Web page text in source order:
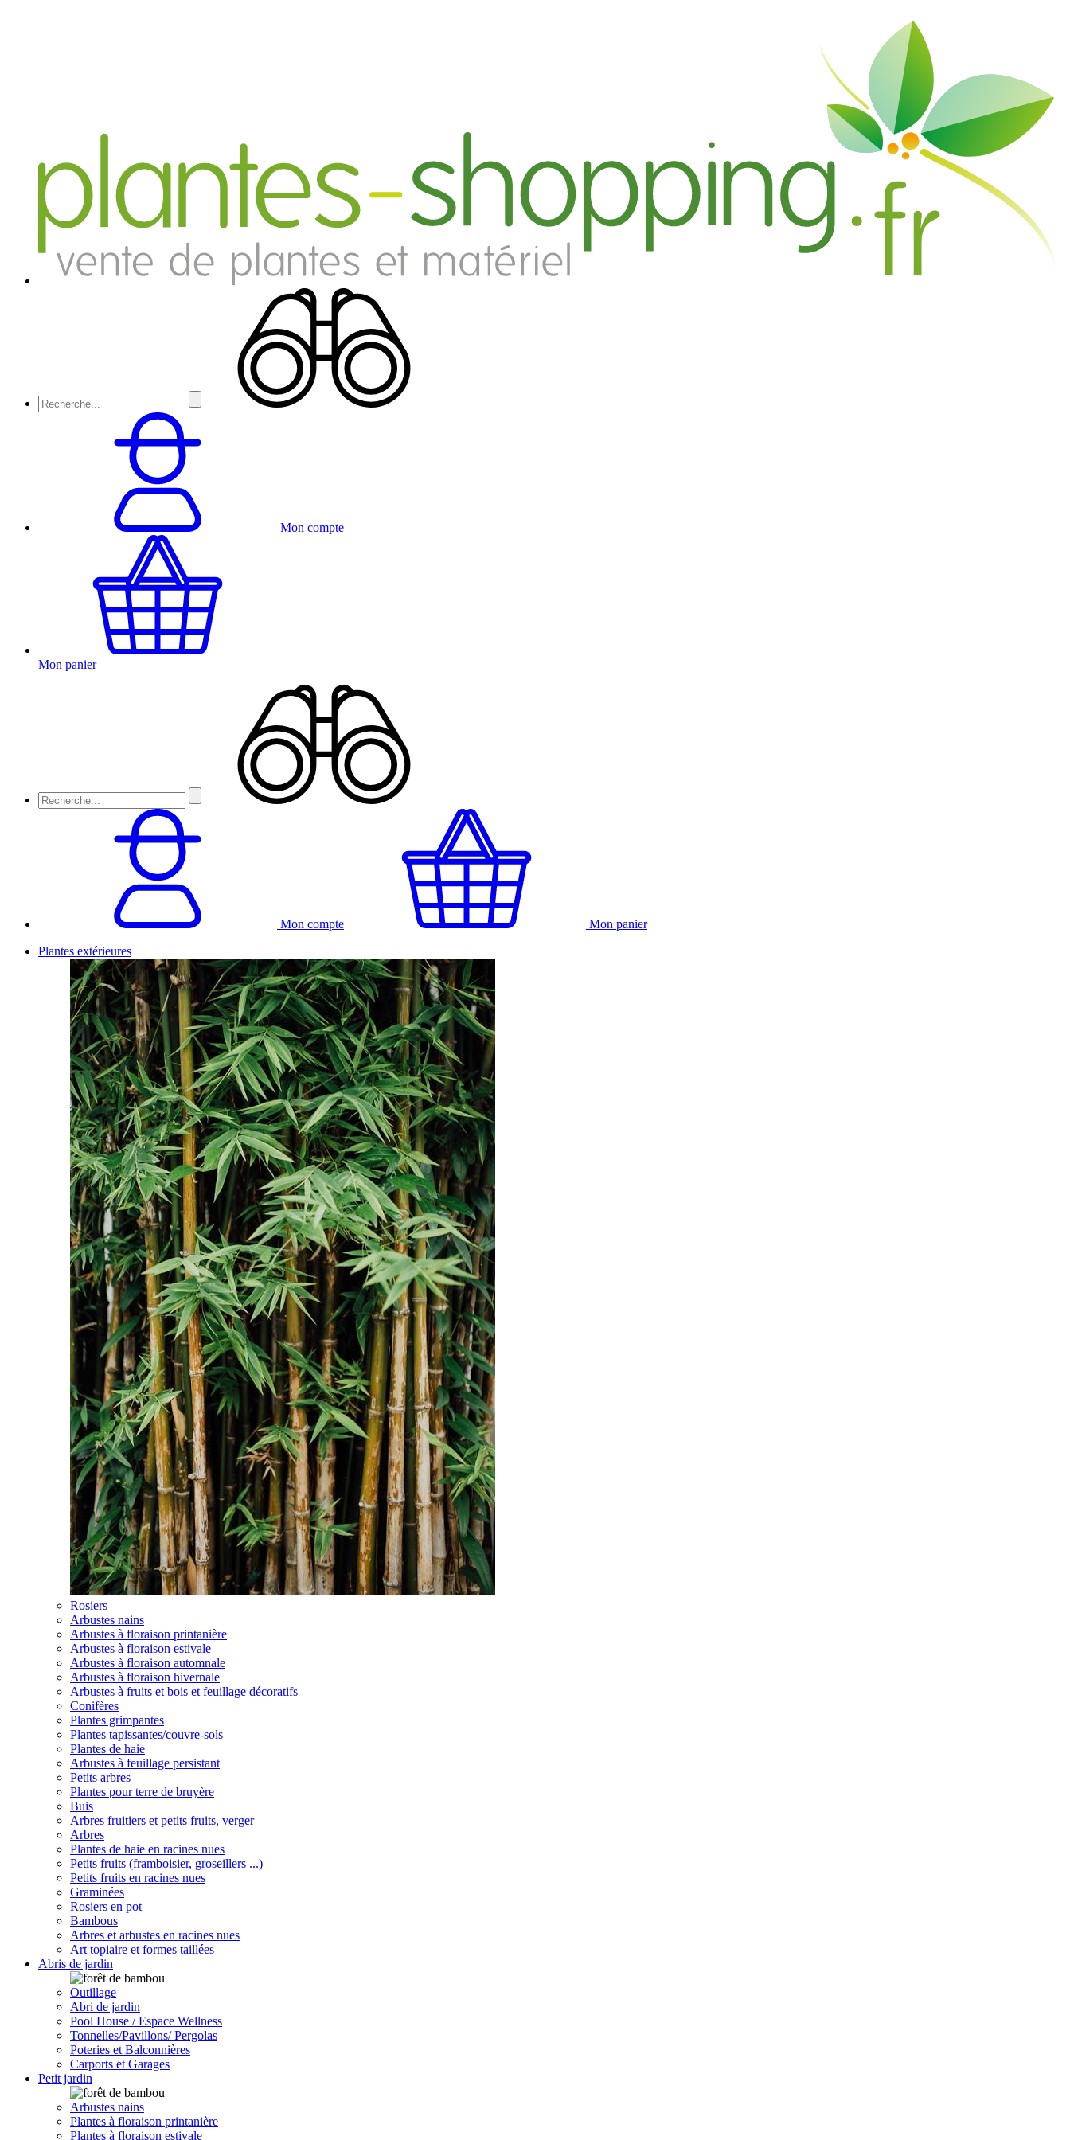
Mon compte
Mon panier
Mon compte
Mon panier
Plantes extérieures
Rosiers
Arbustes nains
Arbustes à floraison printanière
Arbustes à floraison estivale
Arbustes à floraison automnale
Arbustes à floraison hivernale
Arbustes à fruits et bois et feuillage décoratifs
Conifères
Plantes grimpantes
Plantes tapissantes/couvre-sols
Plantes de haie
Arbustes à feuillage persistant
Petits arbres
Plantes pour terre de bruyère
Buis
Arbres fruitiers et petits fruits, verger
Arbres
Plantes de haie en racines nues
Petits fruits (framboisier, groseillers ...)
Petits fruits en racines nues
Graminées
Rosiers en pot
Bambous
Arbres et arbustes en racines nues
Art topiaire et formes taillées
Abris de jardin
Outillage
Abri de jardin
Pool House / Espace Wellness
Tonnelles/Pavillons/ Pergolas
Poteries et Balconnières
Carports et Garages
Petit jardin
Arbustes nains
Plantes à floraison printanière
Plantes à floraison estivale